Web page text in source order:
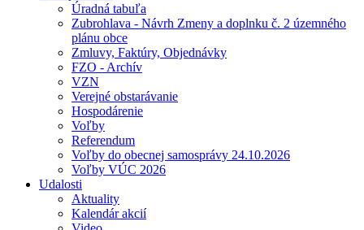
Úradná tabuľa
Zubrohlava - Návrh Zmeny a doplnku č. 2 územného
plánu obce
Zmluvy, Faktúry, Objednávky
FZO - Archív
VZN
Verejné obstarávanie
Hospodárenie
Voľby
Referendum
Voľby do obecnej samosprávy 24.10.2026
Voľby VÚC 2026
Udalosti
Aktuality
Kalendár akcií